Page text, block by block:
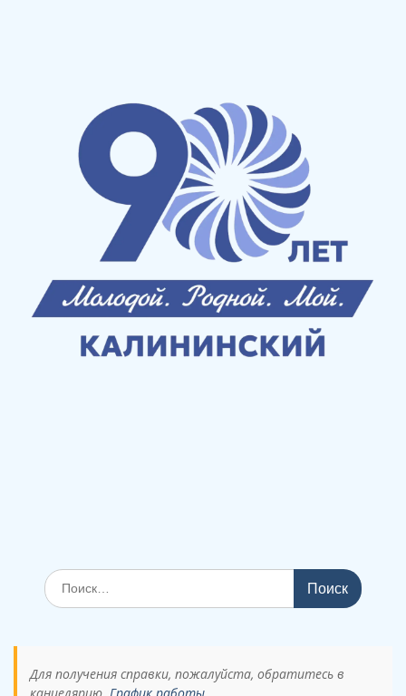
Поиск
по:
Для получения справки, пожалуйста, обратитесь в